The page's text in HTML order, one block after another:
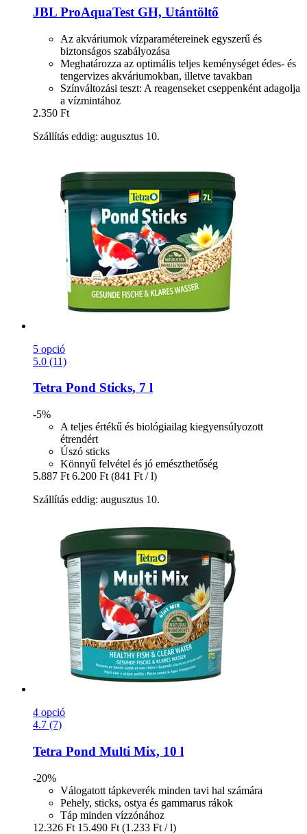
JBL ProAquaTest GH, Utántöltő
Az akváriumok vízparamétereinek egyszerű és
biztonságos szabályozása
Meghatározza az optimális teljes keménységet édes- és
tengervizes akváriumokban, illetve tavakban
Színváltozási teszt: A reagenseket cseppenként adagolja
a vízmintához
2.350 Ft
Szállítás eddig: augusztus 10.
5 opció
5.0 (11)
Tetra Pond Sticks, 7 l
-5%
A teljes értékű és biológiailag kiegyensúlyozott
étrendért
Úszó sticks
Könnyű felvétel és jó emészthetőség
5.887 Ft 6.200 Ft (841 Ft / l)
Szállítás eddig: augusztus 10.
4 opció
4.7 (7)
Tetra Pond Multi Mix, 10 l
-20%
Válogatott tápkeverék minden tavi hal számára
Pehely, sticks, ostya és gammarus rákok
Táp minden vízzónához
12.326 Ft 15.490 Ft (1.233 Ft / l)